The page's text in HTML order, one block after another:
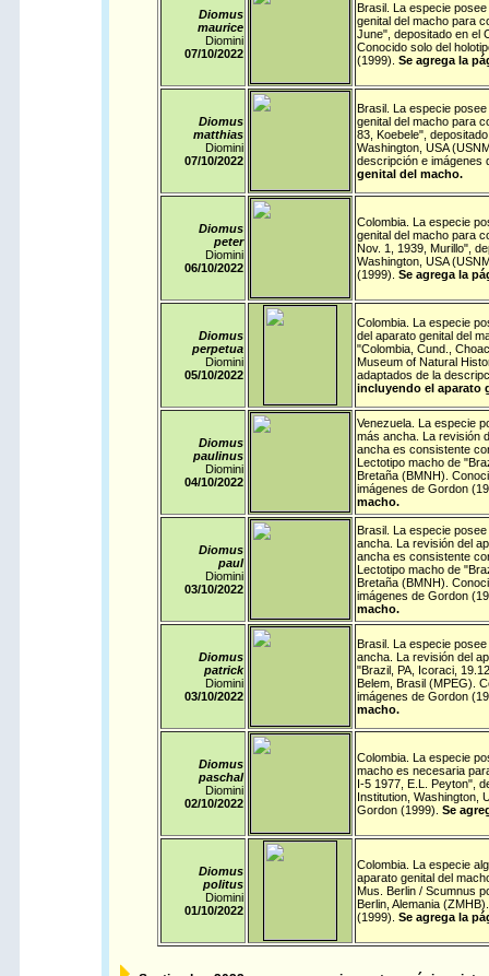
Diomus
maurice
Diomini
07/10/2022
Brasil. La especie
genital del macho para
June", depositado en el
Conocido solo del
(1999). Se agrega la
Diomus
matthias
Diomini
07/10/2022
Brasil. La especie
genital del macho para
83, Koebele",
Washington, USA
descripción e imágenes
genital del macho.
Diomus
peter
Diomini
06/10/2022
Colombia. La especie
genital del macho para
Nov. 1, 1939, Murillo",
Washington, USA
(1999). Se agrega la
Diomus
perpetua
Diomini
05/10/2022
Colombia. La especie
del aparato genital del
"Colombia, Cund.,
Museum of Natural
adaptados de la
incluyendo el aparato
Diomus
paulinus
Diomini
04/10/2022
Venezuela. La especie
más ancha. La revisión
ancha es consistente
Lectotipo macho de
Bretaña (BMNH).
imágenes de Gordon
macho.
Diomus
paul
Diomini
03/10/2022
Brasil. La especie
ancha. La revisión del
ancha es consistente
Lectotipo macho de
Bretaña (BMNH).
imágenes de Gordon
macho.
Diomus
patrick
Diomini
03/10/2022
Brasil. La especie
ancha. La revisión del
"Brazil, PA, Icoraci,
Belem, Brasil (MPEG).
imágenes de Gordon
macho.
Diomus
paschal
Diomini
02/10/2022
Colombia. La especie
macho es necesaria
I-5 1977, E.L. Peyton",
Institution, Washington,
Gordon (1999). Se
Diomus
politus
Diomini
01/10/2022
Colombia. La especie
aparato genital del
Mus. Berlin / Scumnus
Berlin, Alemania
(1999). Se agrega la